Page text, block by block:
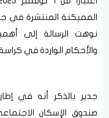
المميكنة المنتشرة في
نوهت الرسالة إلى
والأحكام الواردة في
جدير بالذكر أنه في
صندوق الإسكان